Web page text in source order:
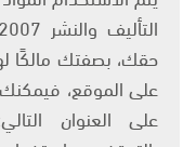
حقك، بصفتك مالكًا
على الموقع، فيمكنك